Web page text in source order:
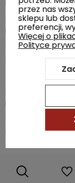
Rodzaj zasilania
kąt nagrywania
Tryb parkingowy
Bateria
Sensor
przez nas
sklepu lub
preferencji,
Więcej o
Polityce